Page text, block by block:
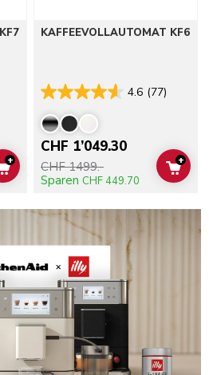
ADD TO CART
+
KAFFEEVOLLAUTOMAT KF6
4.6 (77)
CHF 1’049.30
CHF 1499.-
Sparen CHF 449.70
ADD
+